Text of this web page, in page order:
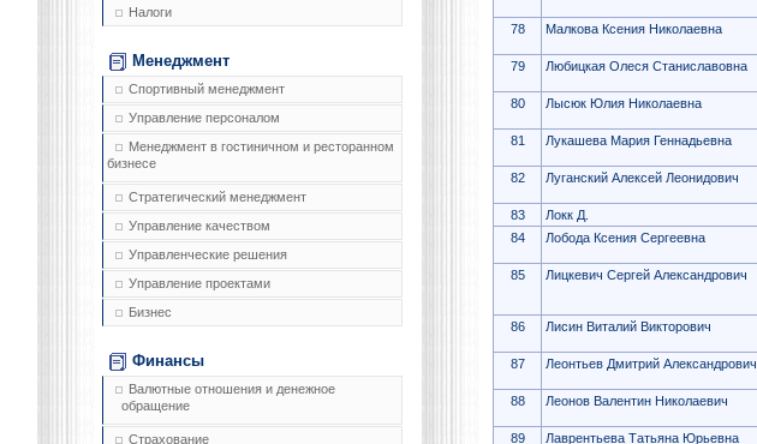
Налоги
Менеджмент
Спортивный менеджмент
Управление персоналом
Менеджмент в гостиничном и ресторанном
бизнесе
Стратегический менеджмент
Управление качеством
Управленческие решения
Управление проектами
Бизнес
Финансы
Валютные отношения и денежное
обращение
Страхование
78
Малкова Ксения Николаевна
79
Любицкая Олеся Станиславовна
80
Лысюк Юлия Николаевна
81
Лукашева Мария Геннадьевна
82
Луганский Алексей Леонидович
83
Локк Д.
84
Лобода Ксения Сергеевна
85
Лицкевич Сергей Александрович
86
Лисин Виталий Викторович
87
Леонтьев Дмитрий Александрович
88
Леонов Валентин Николаевич
89
Лаврентьева Татьяна Юрьевна